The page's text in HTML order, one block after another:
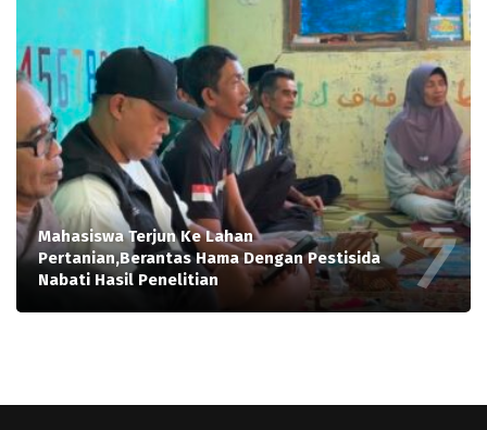
Mahasiswa Terjun Ke Lahan
Pertanian,Berantas Hama Dengan Pestisida
Nabati Hasil Penelitian